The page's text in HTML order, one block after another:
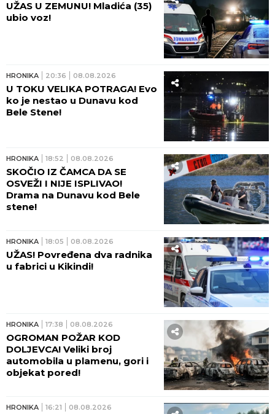
UŽAS U ZEMUNU! Mladića (35)
ubio voz!
HRONIKA 20:36 08.08.2026
U TOKU VELIKA POTRAGA! Evo
ko je nestao u Dunavu kod
Bele Stene!
HRONIKA 18:52 08.08.2026
SKOČIO IZ ČAMCA DA SE
OSVEŽI I NIJE ISPLIVAO!
Drama na Dunavu kod Bele
stene!
HRONIKA 18:05 08.08.2026
UŽAS! Povređena dva radnika
u fabrici u Kikindi!
HRONIKA 17:38 08.08.2026
OGROMAN POŽAR KOD
DOLJEVCA! Veliki broj
automobila u plamenu, gori i
objekat pored!
HRONIKA 16:21 08.08.2026